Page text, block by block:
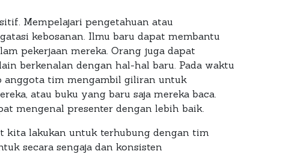
Mempelajari pengetahuan atau
kebosanan. Ilmu baru dapat membantu
pekerjaan mereka. Orang juga dapat
berkenalan dengan hal-hal baru. Pada waktu
anggota tim mengambil giliran untuk
atau buku yang baru saja mereka baca.
mengenal presenter dengan lebih baik.
kita lakukan untuk terhubung dengan tim
secara sengaja dan konsisten